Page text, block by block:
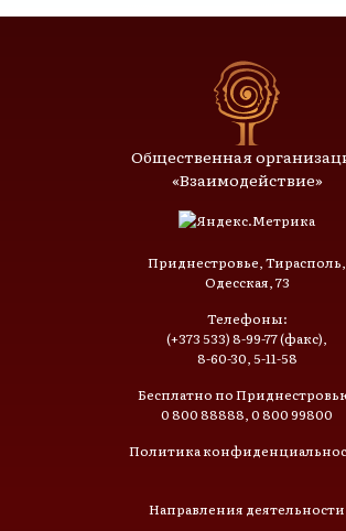
Общественная
«Взаимодействие»
Приднестровье, Тирасполь,
Одесская, 73
Телефоны:
(+373 533) 8-99-77 (факс),
8-60-30, 5-11-58
Бесплатно по
0 800 88888, 0 800 99800
Политика
Направления деятельности